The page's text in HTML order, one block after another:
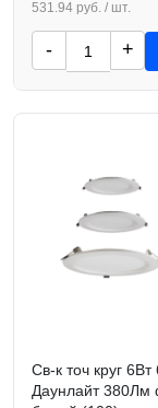
531.94 руб. / шт.
- +
Св-к точ круг
Даунлайт 380Лм